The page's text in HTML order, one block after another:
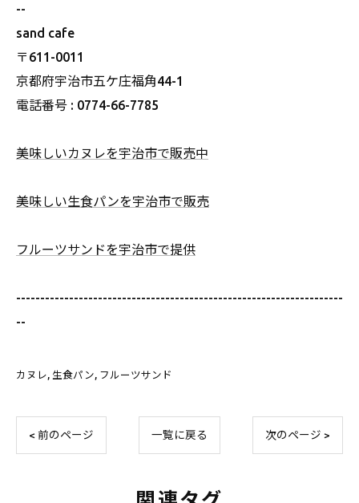
--
sand cafe
〒611-0011
京都府宇治市五ケ庄福角44-1
電話番号 : 0774-66-7785
美味しいカヌレを宇治市で販売中
美味しい生食パンを宇治市で販売
フルーツサンドを宇治市で提供
--------------------------------------------------------------------
--
カヌレ 生食パン フルーツサンド
< 前のページ 一覧に戻る 次のページ >